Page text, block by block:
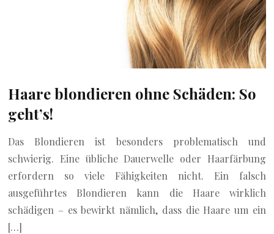
Haare blondieren ohne Schäden: So
geht’s!
Das Blondieren ist besonders problematisch und
schwierig. Eine übliche Dauerwelle oder Haarfärbung
erfordern so viele Fähigkeiten nicht. Ein falsch
ausgeführtes Blondieren kann die Haare wirklich
schädigen – es bewirkt nämlich, dass die Haare um ein
[…]